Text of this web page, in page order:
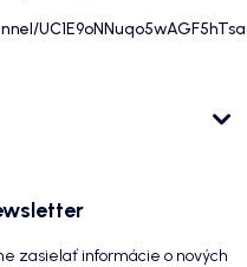
zasielať informácie o nových